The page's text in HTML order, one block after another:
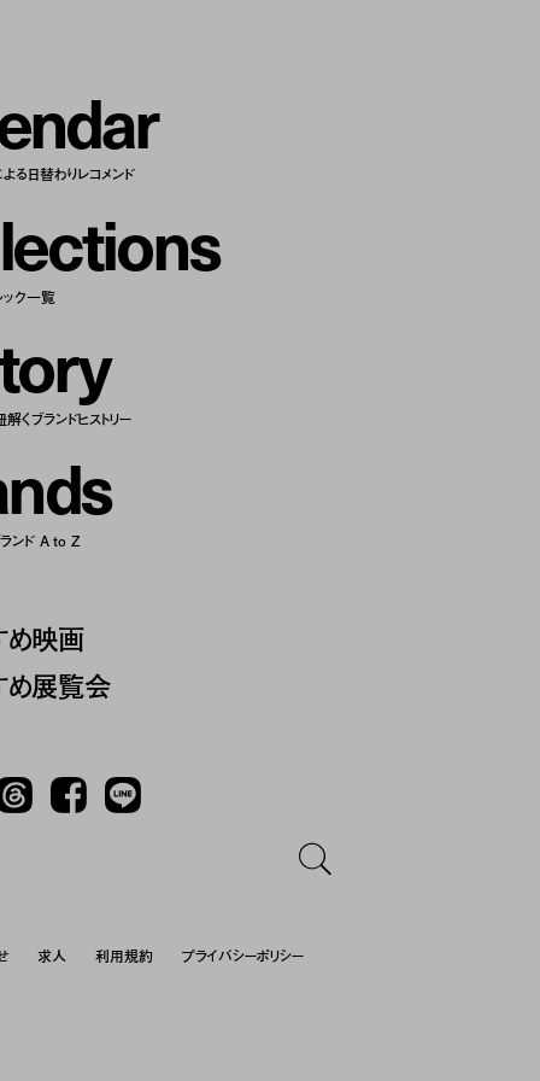
ndar
る日替わりレコメンド
ections
ック一覧
ory
くブランドヒストリー
nds
ランド A to Z
映画
展覧会
Facebook LINE
求人 利用規約 プライバシーポリシー